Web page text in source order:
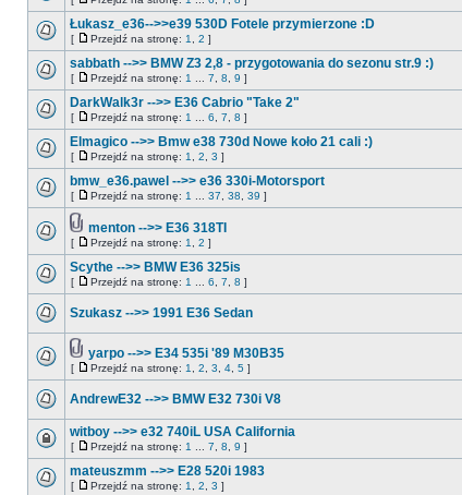
Łukasz_e36-->>e39 530D Fotele przymierzone :D
[ Przejdź na stronę: 1 2 ]
sabbath -->> BMW Z3 2,8 - przygotowania do sezonu str.9 :)
[ Przejdź na stronę: 1 7 8 9 ]
DarkWalk3r -->> E36 Cabrio "Take 2"
[ Przejdź na stronę: 1 6 7 8 ]
Elmagico -->> Bmw e38 730d Nowe koło 21 cali :)
[ Przejdź na stronę: 1 2 3 ]
bmw_e36.pawel -->> e36 330i-Motorsport
[ Przejdź na stronę: 1 37 38 39 ]
menton -->> E36 318TI
[ Przejdź na stronę: 1 2 ]
Scythe -->> BMW E36 325is
[ Przejdź na stronę: 1 6 7 8 ]
Szukasz -->> 1991 E36 Sedan
yarpo -->> E34 535i '89 M30B35
[ Przejdź na stronę: 1 2 3 4 5 ]
AndrewE32 -->> BMW E32 730i V8
witboy -->> e32 740iL USA California
[ Przejdź na stronę: 1 7 8 9 ]
mateuszmm -->> E28 520i 1983
[ Przejdź na stronę: 1 2 3 ]